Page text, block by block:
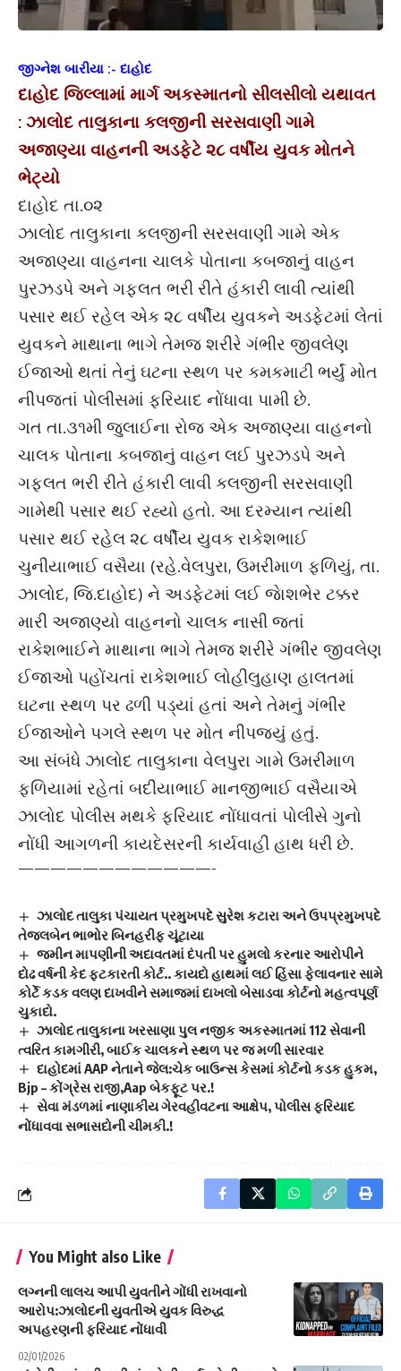
જીગ્નેશ બારીયા :- દાહોદ
દાહોદ જિલ્લામાં માર્ગ અકસ્માતનો સીલસીલો યથાવત
: ઝાલોદ તાલુકાના કલજીની સરસવાણી ગામે
અજાણ્યા વાહનની અડફેટે ૨૮ વર્ષીય યુવક મોતને
ભેટ્યો
દાહોદ તા.૦૨
ઝાલોદ તાલુકાના કલજીની સરસવાણી ગામે એક
અજાણ્યા વાહનના ચાલકે પોતાના કબજાનું વાહન
પુરઝડપે અને ગફલત ભરી રીતે હંકારી લાવી ત્યાંથી
પસાર થઈ રહેલ એક ૨૮ વર્ષીય યુવકને અડફેટમાં લેતાં
યુવકને માથાના ભાગે તેમજ શરીરે ગંભીર જીવલેણ
ઈજાઓ થતાં તેનું ઘટના સ્થળ પર કમકમાટી ભર્યું મોત
નીપજતાં પોલીસમાં ફરિયાદ નોંધાવા પામી છે.
ગત તા.૩૧મી જુલાઈના રોજ એક અજાણ્યા વાહનનો
ચાલક પોતાના કબજાનું વાહન લઈ પુરઝડપે અને
ગફલત ભરી રીતે હંકારી લાવી કલજીની સરસવાણી
ગામેથી પસાર થઈ રહ્યો હતો. આ દરમ્યાન ત્યાંથી
પસાર થઈ રહેલ ૨૮ વર્ષીય યુવક રાકેશભાઈ
ચુનીયાભાઈ વસૈયા (રહે.વેલપુરા, ઉમરીમાળ ફળિયું, તા.
ઝાલોદ, જિ.દાહોદ) ને અડફેટમાં લઈ જાેશભેર ટક્કર
મારી અજાણ્યો વાહનનો ચાલક નાસી જતાં
રાકેશભાઈને માથાના ભાગે તેમજ શરીરે ગંભીર જીવલેણ
ઈજાઓ પહોંચતાં રાકેશભાઈ લોહીલુહાણ હાલતમાં
ઘટના સ્થળ પર ઢળી પડ્યાં હતાં અને તેમનું ગંભીર
ઈજાઓને પગલે સ્થળ પર મોત નીપજ્યું હતું.
આ સંબંધે ઝાલોદ તાલુકાના વેલપુરા ગામે ઉમરીમાળ
ફળિયામાં રહેતાં બદીયાભાઈ માનજીભાઈ વસૈયાએ
ઝાલોદ પોલીસ મથકે ફરિયાદ નોંધાવતાં પોલીસે ગુનો
નોંધી આગળની કાયદેસરની કાર્યવાહી હાથ ધરી છે.
————————————-
ઝાલોદ તાલુકા પંચાયત પ્રમુખપદે સુરેશ કટારા અને ઉપપ્રમુખપદે
તેજલબેન ભાભોર બિનહરીફ ચૂંટાયા
જમીન માપણીની અદાવતમાં દંપતી પર હુમલો કરનાર આરોપીને
દોઢ વર્ષની કેદ ફટકારતી કોર્ટ.. કાયદો હાથમાં લઈ હિંસા ફેલાવનાર સામે
કોર્ટે કડક વલણ દાખવીને સમાજમાં દાખલો બેસાડવા કોર્ટનો મહત્વપૂર્ણ
ચુકાદો.
ઝાલોદ તાલુકાના ખરસાણા પુલ નજીક અકસ્માતમાં 112 સેવાની
ત્વરિત કામગીરી, બાઈક ચાલકને સ્થળ પર જ મળી સારવાર
દાહોદમાં AAP નેતાને જેલ:ચેક બાઉન્સ કેસમાં કોર્ટનો કડક હુકમ,
Bjp – કોંગ્રેસ રાજી,Aap બેકફૂટ પર.!
સેવા મંડળમાં નાણાકીય ગેરવહીવટના આક્ષેપ, પોલીસ ફરિયાદ
નોંધાવવા સભાસદોની ચીમકી.!
You Might also Like
લગ્નની લાલચ આપી યુવતીને ગોંધી રાખવાનો
આરોપ:ઝાલોદની યુવતીએ યુવક વિરુદ્ધ
અપહરણની ફરિયાદ નોંધાવી
02/01/2026